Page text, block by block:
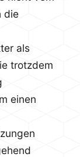
die
als
trotzdem
einen